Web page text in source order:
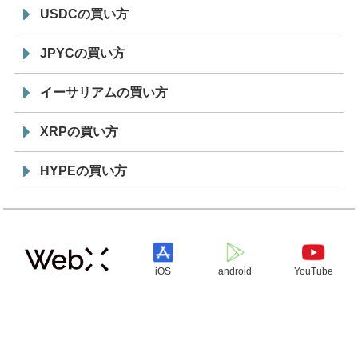
USDCの買い方
JPYCの買い方
イーサリアムの買い方
XRPの買い方
HYPEの買い方
iOS android YouTube